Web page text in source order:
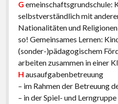
G emeinschaftsgrundschule:
selbstverständlich mit
Nationalitäten und
so! Gemeinsames Lernen:
(sonder-)pädagogischem
arbeiten zusammen in einer
H ausaufgabenbetreuung
– im Rahmen der Betreuung
– in der Spiel- und